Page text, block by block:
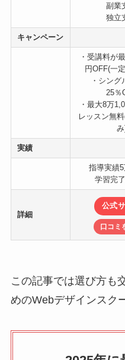
副業
独立
キャンペーン
・受講料が
円OFF(一
・シング
25％
・最大8万
レッスン無
実績
指導実績
学習完
詳細
公式
口コミ
この記事では選び方も
めのWebデザインスク